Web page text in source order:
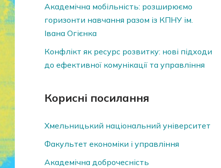
Академічна мобільність: розширюємо
горизонти навчання разом із КПНУ ім.
Івана Огієнка
Конфлікт як ресурс розвитку: нові підходи
до ефективної комунікації та управління
Корисні посилання
Хмельницький національний університет
Факультет економіки і управління
Академічна доброчесність